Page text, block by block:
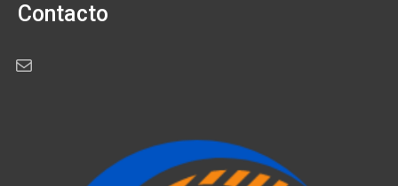
Contacto
Correo electrónico